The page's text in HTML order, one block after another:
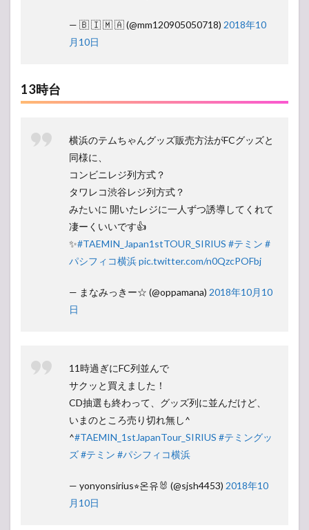
— 🇧 🇮 🇲 🇦 (@mm120905050718) 2018年10
月10日
13時台
横浜のテムちゃんグッズ販売方法がFCグッズと
同様に、
コンビニレジ列方式？
タワレコ渋谷レジ列方式？
みたいに 開いたレジに一人ずつ誘導してくれて
凄ーくいいです👍
✨#TAEMIN_Japan1stTOUR_SIRIUS #テミン #
パシフィコ横浜pic.twitter.com/n0QzcPOFbj
— まなみっきー☆ (@oppamana) 2018年10月10
日
11時過ぎにFC列並んで
サクッと買えました！
CD抽選も終わって、グッズ列に並んだけど、
いまのところ売り切れ無し^
^#TAEMIN_1stJapanTour_SIRIUS #テミングッ
ズ#テミン #パシフィコ横浜
— yonyonsirius⭐︎온유🐰 (@sjsh4453) 2018年10
月10日